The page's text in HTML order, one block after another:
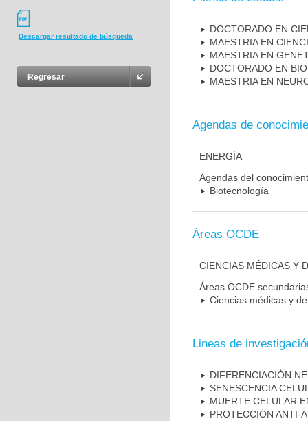
Descargar resultado de búsqueda
Regresar
DOCTORADO EN
MAESTRIA EN
MAESTRIA EN
DOCTORADO EN
MAESTRIA EN
Agendas de
ENERGÍA
Agendas del
Biotecnología
Áreas OCDE
CIENCIAS MÉDICAS Y
Áreas OCDE
Ciencias médicas y
Lineas de
DIFERENCIACIÒN
SENESCENCIA
MUERTE CELULAR
PROTECCIÓN ANTI-